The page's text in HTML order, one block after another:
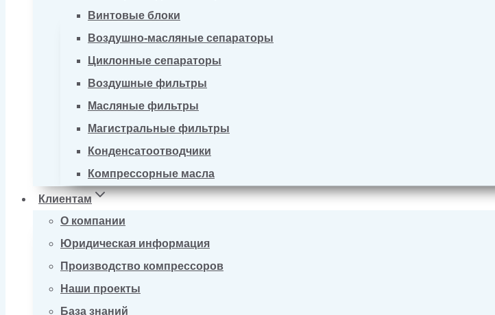
Винтовые блоки
Воздушно-масляные сепараторы
Циклонные сепараторы
Воздушные фильтры
Масляные фильтры
Магистральные фильтры
Конденсатоотводчики
Компрессорные масла
Клиентам
О компании
Юридическая информация
Производство компрессоров
Наши проекты
База знаний